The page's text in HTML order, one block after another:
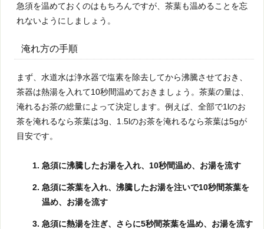
急須を温めておくのはもちろんですが、茶葉も温めることを忘
れないようにしましょう。
淹れ方の手順
まず、水道水は浄水器で塩素を除去してから沸騰させておき、
茶器は熱湯を入れて10秒間温めておきましょう。茶葉の量は、
淹れるお茶の総量によって決定します。例えば、全部で1lのお
茶を淹れるなら茶葉は3g、1.5lのお茶を淹れるなら茶葉は5gが
目安です。
急須に沸騰したお湯を入れ、10秒間温め、お湯を流す
急須に茶葉を入れ、沸騰したお湯を注いで10秒間茶葉を
温め、お湯を流す
急須に熱湯を注ぎ、さらに5秒間茶葉を温め、お湯を流す